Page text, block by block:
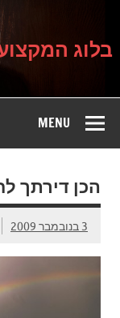
על עיצוב, שיפוץ
בלוג
MENU
הכן דירתך
3 בנובמבר 2009